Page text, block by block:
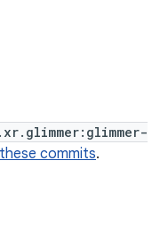
these commits.